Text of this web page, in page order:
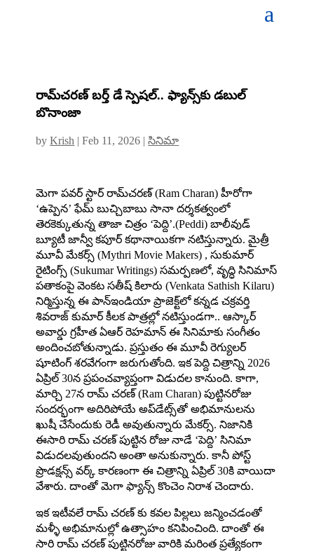
రామ్‌చరణ్ బర్త్‌‌ డే స్పెషల్‌.. ఫ్యాన్స్‌‌కు డ‌బుల్
బొనాంజా
byKrish |Feb 11, 2026 |సినిమా
మెగా పవర్ స్టార్ రామ్‌చరణ్‌ (Ram Charan) హీరోగా
‘ఉప్పెన’ ఫేమ్‌ బుచ్చిబాబు సానా దర్శకత్వంలో
తెరకెక్కుతున్న తాజా చిత్రం ‘పెద్ది’.(Peddi) బాలీవుడ్
బ్యూటీ జాన్వీ కపూర్‌ కథానాయికగా నటిస్తున్నారు. మైత్రీ
మూవీ మేకర్స్‌ (Mythri Movie Makers) , సుకుమార్‌
రైటింగ్స్‌ (Sukumar Writings) సమర్పణలో, వృద్ధి సినిమాస్‌
పతాకంపై వెంకట సతీష్‌ కిలారు (Venkata Sathish Kilaru)
నిర్మిస్తున్న ఈ పాన్‌ఇండియా ప్రాజెక్ట్‌లో కన్న‌డ చ‌క్ర‌వ‌ర్తి
శివ‌రాజ్ కుమార్ కీల‌క పాత్ర‌ల్లో న‌టిస్తుండగా.. ఆస్కార్
అవార్డు గ్ర‌హీత ఏఆర్ రెహ‌మాన్ ఈ సినిమాకు సంగీతం
అందించ‌బోతున్నాడు. ప్రస్తుతం ఈ మూవీ రెగ్యులర్
షూటింగ్ శరవేగంగా జరుగుతోంది. ఇక పెద్ది చిత్రాన్ని 2026
ఏప్రిల్ 30న ప్రపంచవ్యాప్తంగా విడుదల కానుంది. కాగా,
మార్చి 27న రామ్ చరణ్ (Ram Charan) పుట్టినరోజు
సందర్భంగా అదిరిపోయే అప్‌డేట్స్‌తో అభిమానులను
ఖుషీ చేసేందుకు రెడీ అవుతున్నారు మేకర్స్‌. నిజానికి
ఈసారి రామ్ చరణ్ పుట్టిన రోజు నాడే ‘పెద్ది’ సినిమా
విడుదలవుతుందని అంతా అనుకున్నారు. కానీ పోస్ట్
ప్రొడక్షన్స్ వర్క్ కారణంగా ఈ చిత్రాన్ని ఏప్రిల్ 30కి వాయిదా
వేశారు. దాంతో మెగా ఫ్యాన్స్ కొంచెం నిరాశ చెందారు.
ఇక ఇటీవలే రామ్ చరణ్ కు కవల పిల్లలు జన్మించడంతో
మళ్ళీ అభిమానుల్లో ఉత్సాహం కనిపించింది. దాంతో ఈ
సారి రామ్ చరణ్ పుట్టినరోజు వారికి మరింత ప్రత్యేకంగా